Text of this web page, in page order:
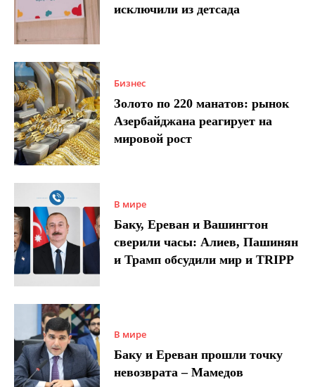
исключили из детсада
Бизнес
Золото по 220 манатов: рынок
Азербайджана реагирует на
мировой рост
В мире
Баку, Ереван и Вашингтон
сверили часы: Алиев, Пашинян
и Трамп обсудили мир и TRIPP
В мире
Баку и Ереван прошли точку
невозврата – Мамедов